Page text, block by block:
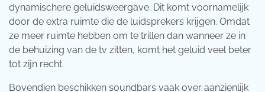
dynamischere geluidsweergave. Dit komt voornamelijk
door de extra ruimte die de luidsprekers krijgen. Omdat
ze meer ruimte hebben om te trillen dan wanneer ze in
de behuizing van de tv zitten, komt het geluid veel beter
tot zijn recht.
Bovendien beschikken soundbars vaak over aanzienlijk